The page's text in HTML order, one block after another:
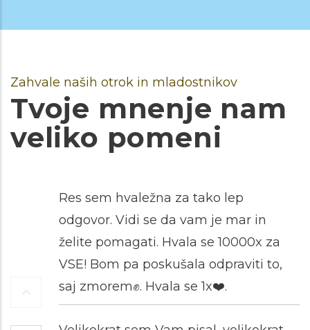
Zahvale naših otrok in mladostnikov
Tvoje mnenje nam
veliko pomeni
Res sem hvaležna za tako lep
odgovor. Vidi se da vam je mar in
želite pomagati. Hvala se 10000x za
VSE! Bom pa poskušala odpraviti to,
saj zmorem✊️. Hvala se 1x❤️.